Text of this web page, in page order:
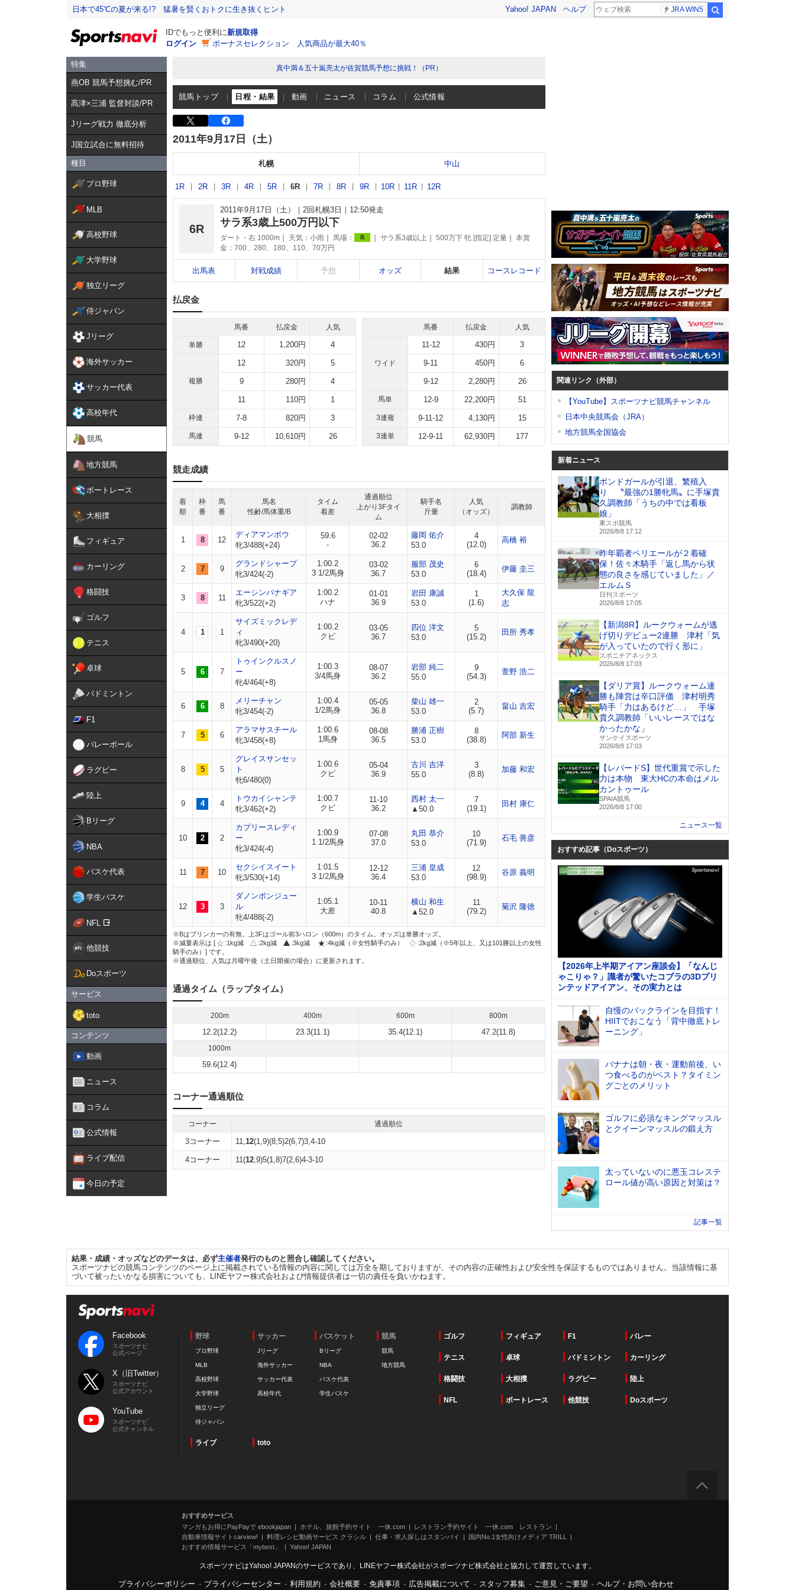
日本で45℃の夏が来る!? 猛暑を賢くおトクに生き抜くヒント Yahoo! JAPAN ヘルプ JRA WIN5
IDでもっと便利に新規取得
ログイン
ボーナスセレクション 人気商品が最大40％
特集
燕OB 競馬予想挑む/PR
髙津×三浦 監督対談/PR
Jリーグ戦力 徹底分析
J国立試合に無料招待
種目
プロ野球
MLB
高校野球
大学野球
独立リーグ
侍ジャパン
Jリーグ
海外サッカー
サッカー代表
高校年代
競馬
地方競馬
ボートレース
大相撲
フィギュア
カーリング
格闘技
ゴルフ
テニス
卓球
バドミントン
F1
バレーボール
ラグビー
陸上
Bリーグ
NBA
バスケ代表
学生バスケ
NFL
他競技
Doスポーツ
サービス
toto
コンテンツ
動画
ニュース
コラム
公式情報
ライブ配信
今日の予定
真中満＆五十嵐亮太が佐賀競馬予想に挑戦！（PR）
競馬トップ 日程・結果 動画 ニュース コラム 公式情報
2011年9月17日（土）
札幌 中山
1R 2R 3R 4R 5R 6R 7R 8R 9R 10R 11R 12R
6R
2011年9月17日（土） 2回札幌3日 12:50発走
サラ系3歳上500万円以下
ダート・右 1000m 天気： 小雨 馬場： 良 サラ系3歳以上 500万下 牝 [指定] 定量
本賞
金：700、280、180、110、70万円
出馬表 対戦成績 予想 オッズ 結果 コースレコード
払戻金
馬番 払戻金 人気
単勝 12 1,200円 4
複勝
12 320円 5
9 280円 4
11 110円 1
枠連 7-8 820円 3
馬連 9-12 10,610円 26
馬番 払戻金 人気
ワイド
11-12 430円 3
9-11 450円 6
9-12 2,280円 26
馬単 12-9 22,200円 51
3連複 9-11-12 4,130円 15
3連単 12-9-11 62,930円 177
競走成績
着
順
枠
番
馬
番
馬名
性齢/馬体重/B
タイム
着差
通過順位
上がり3Fタイ
ム
騎手名
斤量
人気
（オッズ）
調教師
1 8 12
ディアマンボウ
牝3/488(+24)
59.6
-
02-02
36.2
藤岡 佑介
53.0
4
(12.0)
高橋 裕
2 7 9
グランドシャープ
牝3/424(-2)
1:00.2
3 1/2馬身
03-02
36.7
服部 茂史
53.0
6
(18.4)
伊藤 圭三
3 8 11
エーシンパナギア
牝3/522(+2)
1:00.2
ハナ
01-01
36.9
岩田 康誠
53.0
1
(1.6)
大久保 龍
志
4 1 1
サイズミックレデ
ィ
牝3/490(+20)
1:00.2
クビ
03-05
36.7
四位 洋文
53.0
5
(15.2)
田所 秀孝
5 6 7
トゥインクルスノ
ー
牝4/464(+8)
1:00.3
3/4馬身
08-07
36.2
岩部 純二
55.0
9
(54.3)
萱野 浩二
6 6 8
メリーチャン
牝3/454(-2)
1:00.4
1/2馬身
05-05
36.8
柴山 雄一
53.0
2
(5.7)
畠山 吉宏
7 5 6
アラマサスチール
牝3/458(+8)
1:00.6
1馬身
08-08
36.5
勝浦 正樹
53.0
8
(38.8)
阿部 新生
8 5 5
グレイスサンセッ
ト
牝6/480(0)
1:00.6
クビ
05-04
36.9
古川 吉洋
55.0
3
(8.8)
加藤 和宏
9 4 4
トウカイシャンテ
牝3/462(+2)
1:00.7
クビ
11-10
36.2
西村 太一
▲50.0
7
(19.1)
田村 康仁
10 2 2
カプリースレディ
ー
牝3/424(-4)
1:00.9
1 1/2馬身
07-08
37.0
丸田 恭介
53.0
10
(71.9)
石毛 善彦
11 7 10
セクシイスイート
牝3/530(+14)
1:01.5
3 1/2馬身
12-12
36.4
三浦 皇成
53.0
12
(98.9)
谷原 義明
12 3 3
ダノンボンジュー
ル
牝4/488(-2)
1:05.1
大差
10-11
40.8
横山 和生
▲52.0
11
(79.2)
菊沢 隆徳
※Bはブリンカーの有無。上3Fはゴール前3ハロン（600m）のタイム。オッズは単勝オッズ。
※減量表示は [
:1kg減 :2kg減 :3kg減 :4kg減（※女性騎手のみ）
:2kg減（※5年以上、又は101勝以上の女性
騎手のみ）] です。
※通過順位、人気は月曜午後（土日開催の場合）に更新されます。
通過タイム（ラップタイム）
200m 400m 600m 800m
12.2(12.2) 23.3(11.1) 35.4(12.1) 47.2(11.8)
1000m
59.6(12.4)
コーナー通過順位
コーナー 通過順位
3コーナー 11,12(1,9)(8,5)2(6,7)3,4-10
4コーナー 11(12,9)5(1,8)7(2,6)4-3-10
関連リンク（外部）
【YouTube】スポーツナビ競馬チャンネル
日本中央競馬会（JRA）
地方競馬全国協会
新着ニュース
ボンドガールが引退、繁殖入
り 〝最強の1勝牝馬〟に手塚貴
久調教師「うちの中では看板
娘」
東スポ競馬
2026/8/8 17:12
昨年覇者ペリエールが２着確
保！佐々木騎手「返し馬から状
態の良さを感じていました」／
エルムＳ
日刊スポーツ
2026/8/8 17:05
【新潟8R】ルークウォームが逃
げ切りデビュー2連勝 津村「気
が入っていたので行く形に」
スポニチアネックス
2026/8/8 17:03
【ダリア賞】ルークウォーム連
勝も陣営は辛口評価 津村明秀
騎手「力はあるけど…」 手塚
貴久調教師「いいレースではな
かったかな」
サンケイスポーツ
2026/8/8 17:03
【レパードS】世代重賞で示した
力は本物 東大HCの本命はメル
カントゥール
SPAIA競馬
2026/8/8 17:00
ニュース一覧
おすすめ記事（Doスポーツ）
【2026年上半期アイアン座談会】「なんじ
ゃこりゃ？」識者が驚いたコブラの3Dプリ
ンテッドアイアン、その実力とは
自慢のバックラインを目指す！
HIITでおこなう「背中徹底トレ
ーニング」
バナナは朝・夜・運動前後、い
つ食べるのがベスト？タイミン
グごとのメリット
ゴルフに必須なキングマッスル
とクイーンマッスルの鍛え方
太っていないのに悪玉コレステ
ロール値が高い原因と対策は？
記事一覧
結果・成績・オッズなどのデータは、必ず主催者発行のものと照合し確認してください。
スポーツナビの競馬コンテンツのページ上に掲載されている情報の内容に関しては万全を期しておりますが、その内容の正確性および安全性を保証するものではありません。当該情報に基
づいて被ったいかなる損害についても、LINEヤフー株式会社および情報提供者は一切の責任を負いかねます。
Facebook
スポーツナビ
公式ページ
X（旧Twitter）
スポーツナビ
公式アカウント
YouTube
スポーツナビ
公式チャンネル
野球
プロ野球
MLB
高校野球
大学野球
独立リーグ
侍ジャパン
サッカー
Jリーグ
海外サッカー
サッカー代表
高校年代
バスケット
Bリーグ
NBA
バスケ代表
学生バスケ
競馬
競馬
地方競馬
ゴルフ フィギュア F1 バレー
テニス 卓球 バドミントン カーリング
格闘技 大相撲 ラグビー 陸上
NFL ボートレース 他競技 Doスポーツ
ライブ toto
おすすめサービス
マンガもお得にPayPayで ebookjapan
ホテル、旅館予約サイト 一休.com
レストラン予約サイト 一休.com レストラン
自動車情報サイトcarview!
料理レシピ動画サービス クラシル 仕事・求人探しはスタンバイ
国内No.1女性向けメディア TRILL
おすすめ情報サービス「mybest」
Yahoo! JAPAN
スポーツナビはYahoo! JAPANのサービスであり、LINEヤフー株式会社がスポーツナビ株式会社と協力して運営しています。
プライバシーポリシー - プライバシーセンター - 利用規約 - 会社概要 - 免責事項 - 広告掲載について - スタッフ募集 - ご意見・ご要望 - ヘルプ・お問い合わせ